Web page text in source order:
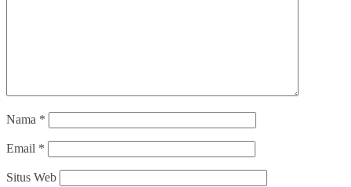
Nama *
Email *
Situs Web